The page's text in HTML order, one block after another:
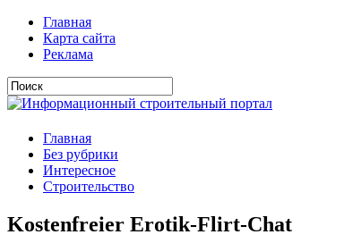
Главная
Карта сайта
Реклама
Главная
Без рубрики
Интересное
Строительство
Kostenfreier Erotik-Flirt-Chat